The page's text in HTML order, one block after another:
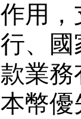
作用，
行、國
款業
本幣優